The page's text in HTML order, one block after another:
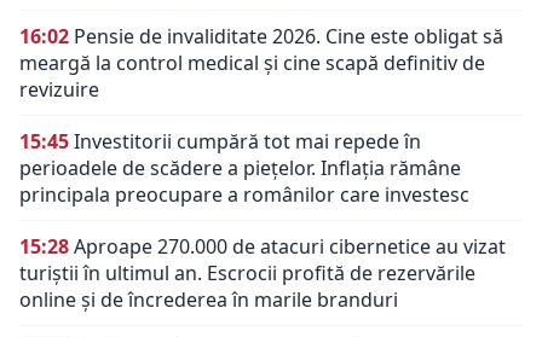
16:02 Pensie de invaliditate 2026. Cine este obligat să
meargă la control medical și cine scapă definitiv de
revizuire
15:45Investitorii cumpără tot mai repede în
perioadele de scădere a piețelor. Inflația rămâne
principala preocupare a românilor care investesc
15:28Aproape 270.000 de atacuri cibernetice au vizat
turiștii în ultimul an. Escrocii profită de rezervările
online și de încrederea în marile branduri